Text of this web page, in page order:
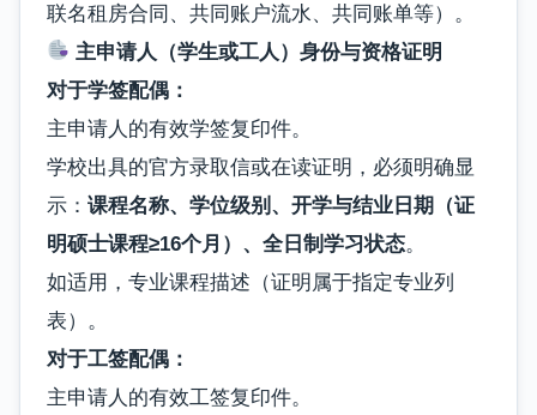
联名租房合同、共同账户流水、共同账单等）。
主申请人（学生或工人）身份与资格证明
对于学签配偶：
主申请人的有效学签复印件。
学校出具的官方录取信或在读证明，必须明确显
示： 课程名称、学位级别、开学与结业日期（证
明硕士课程≥16个月）、全日制学习状态。
如适用，专业课程描述（证明属于指定专业列
表）。
对于工签配偶：
主申请人的有效工签复印件。